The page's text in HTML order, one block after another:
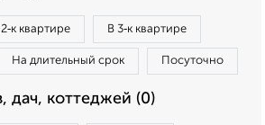
2‑к квартире В 3‑к квартире
На длительный срок Посуточно
дач, коттеджей (0)